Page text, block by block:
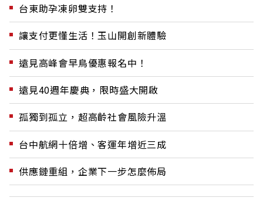
台東助孕凍卵雙支持！
讓支付更懂生活！玉山開創新體驗
遠見高峰會早鳥優惠報名中！
遠見40週年慶典，限時盛大開啟
孤獨到孤立，超高齡社會風險升溫
台中航網十倍增、客運年增近三成
供應鏈重組，企業下一步怎麼佈局